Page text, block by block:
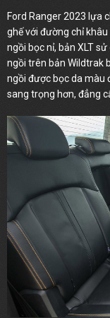
Ford Ranger 2023 lựa
ghế với đường chỉ
ngồi bọc nỉ, bản XLT
ngồi trên bản Wildtrak
ngồi được bọc da màu
sang trọng hơn, đẳng